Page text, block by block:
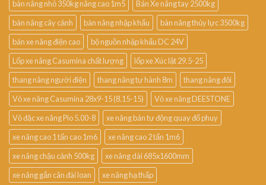
bàn nâng nhỏ 350kg nâng cao 1m5
Bán Xe nâng tay 2500kg
bàn nâng cây cảnh
bàn nâng nhập khẩu
bàn nâng thủy lực 3500kg
bán xe nâng điện cao
bộ nguồn nhập khẩu DC 24V
Lốp xe nâng Casumina chất lượng
lốp xe Xúc lật 29.5-25
thang nâng người điện
thang nâng tự hành 8m
thang nâng đôi
Vỏ xe nâng Casumina 28x9-15 (8.15-15)
Vỏ xe nâng DEESTONE
Vỏ đặc xe nâng Pio 5.00-8
xe nâng bán tự động quay đổ phuy
xe nâng cao 1 tấn cao 1m6
xe nâng cao 2 tấn 1m6
xe nâng chậu cảnh 500kg
xe nâng dài 685x1600mm
xe nâng gắn cân đài loan
xe nâng hạ thấp